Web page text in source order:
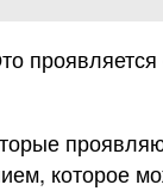
которое